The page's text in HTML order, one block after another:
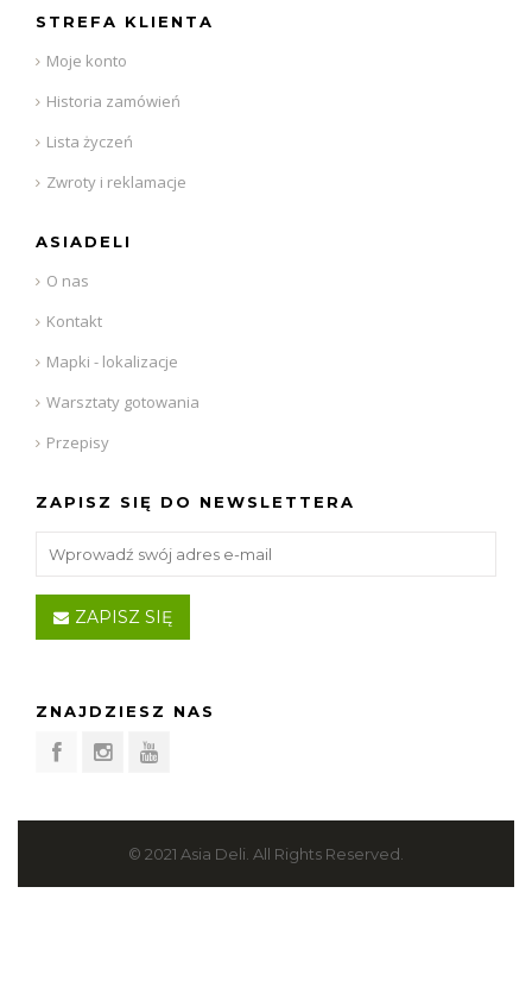
STREFA KLIENTA
Moje konto
Historia zamówień
Lista życzeń
Zwroty i reklamacje
ASIADELI
O nas
Kontakt
Mapki - lokalizacje
Warsztaty gotowania
Przepisy
ZAPISZ SIĘ DO NEWSLETTERA
ZAPISZ SIĘ
ZNAJDZIESZ NAS
© 2021 Asia Deli. All Rights Reserved.